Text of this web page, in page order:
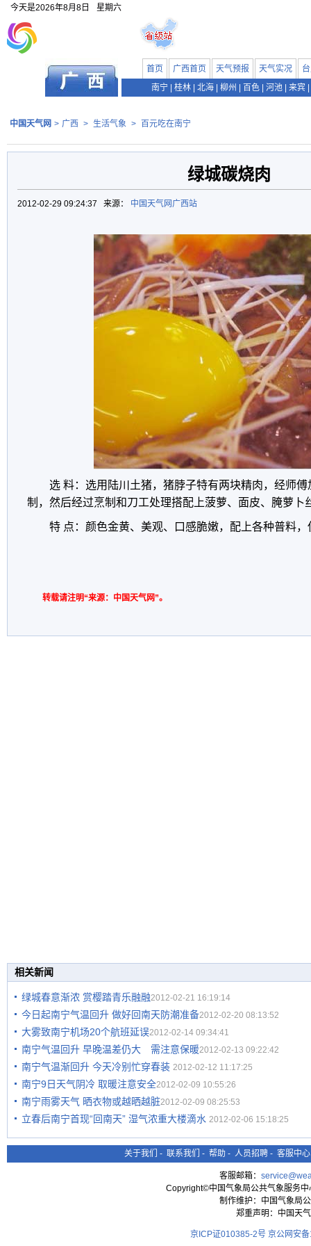
今天是2026年8月8日 星期六
首页 广西首页 天气预报 天气实况
南宁
桂林 北海 柳州 百色 河池 来宾
中国天气网 > 广西 > 生活气象 > 百元吃在南宁
绿城碳烧肉
2012-02-29 09:24:37 来源： 中国天气网广西站
选 料：选用陆川土猪，猪脖子特有两块精肉，经师
制，然后经过烹制和刀工处理搭配上菠萝、面皮、腌萝卜
特 点：颜色金黄、美观、口感脆嫩，配上各种普料
转载请注明“来源：中国天气网”。
相关新闻
绿城春意渐浓 赏樱踏青乐融融2012-02-21 16:19:14
今日起南宁气温回升 做好回南天防潮准备2012-02-20 08:13:52
大雾致南宁机场20个航班延误2012-02-14 09:34:41
南宁气温回升 早晚温差仍大 需注意保暖2012-02-13 09:22:42
南宁气温渐回升 今天冷别忙穿春装 2012-02-12 11:17:25
南宁9日天气阴冷 取暖注意安全2012-02-09 10:55:26
南宁雨雾天气 晒衣物或越晒越脏2012-02-09 08:25:53
立春后南宁首现“回南天” 湿气浓重大楼滴水 2012-02-06 15:18:25
关于我们 - 联系我们 - 帮助 - 人员招聘 - 客服中心
客服邮箱：
Copyright©中国气象局公共气象服务
制作维护：中国气象局
郑重声明：中国天
京ICP证010385-2号 京公网安